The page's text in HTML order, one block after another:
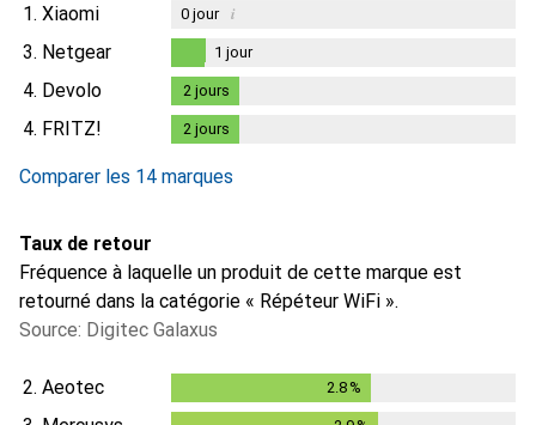
1. Xiaomi 0jour i
3. Netgear
jour
1 jour
4. Devolo 2 jours
4. FRITZ! 2 jours
Comparer les 14 marques
Taux de retour
Fréquence à laquelle un produit de cette marque est
retourné dans la catégorie « Répéteur WiFi ».
Source: Digitec Galaxus
2. Aeotec 2.8%